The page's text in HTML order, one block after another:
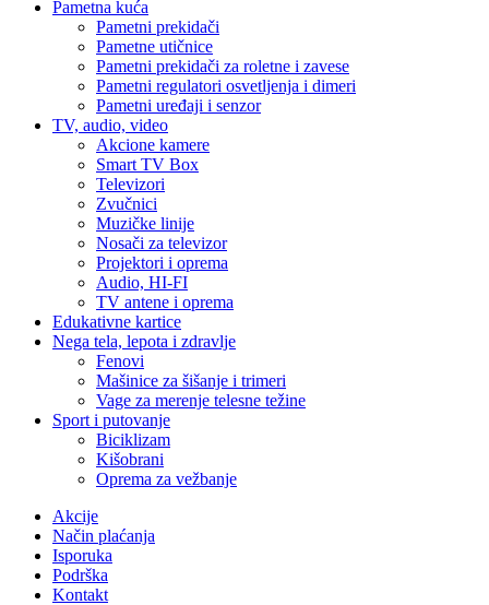
Pametna kuća
Pametni prekidači
Pametne utičnice
Pametni prekidači za roletne i zavese
Pametni regulatori osvetljenja i dimeri
Pametni uređaji i senzor
TV, audio, video
Akcione kamere
Smart TV Box
Televizori
Zvučnici
Muzičke linije
Nosači za televizor
Projektori i oprema
Audio, HI-FI
TV antene i oprema
Edukativne kartice
Nega tela, lepota i zdravlje
Fenovi
Mašinice za šišanje i trimeri
Vage za merenje telesne težine
Sport i putovanje
Biciklizam
Kišobrani
Oprema za vežbanje
Akcije
Način plaćanja
Isporuka
Podrška
Kontakt